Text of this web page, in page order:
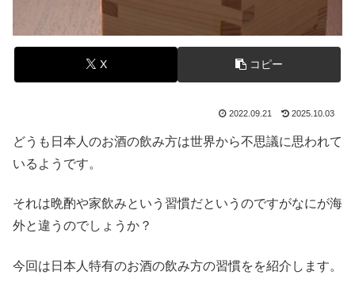
X コピー
2022.09.21 2025.10.03
どうも日本人のお酒の飲み方は世界から不思議に思われて
いるようです。
それは晩酌や家飲みという習慣だというのですがなにが海
外と違うのでしょうか？
今回は日本人特有のお酒の飲み方の習慣をを紹介します。